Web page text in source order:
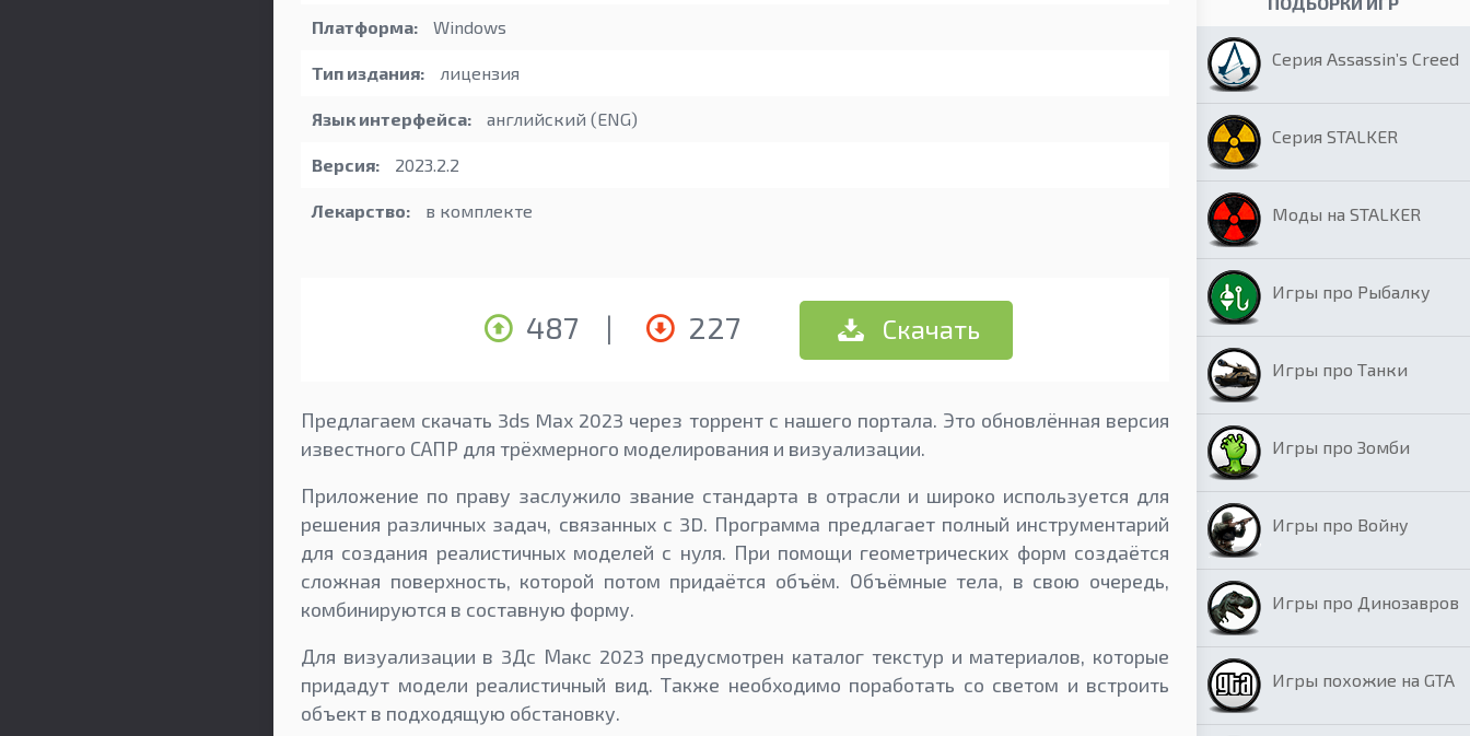
Платформа: Windows
Тип издания: лицензия
Язык интерфейса: английский (ENG)
Версия: 2023.2.2
Лекарство: в комплекте
487 | 227 Скачать
Предлагаем скачать 3ds Max 2023 через торрент с нашего портала. Это обновлённая версия
известного САПР для трёхмерного моделирования и визуализации.
Приложение по праву заслужило звание стандарта в отрасли и широко используется для
решения различных задач, связанных с 3D. Программа предлагает полный инструментарий
для создания реалистичных моделей с нуля. При помощи геометрических форм создаётся
сложная поверхность, которой потом придаётся объём. Объёмные тела, в свою очередь,
комбинируются в составную форму.
Для визуализации в 3Дс Макс 2023 предусмотрен каталог текстур и материалов, которые
придадут модели реалистичный вид. Также необходимо поработать со светом и встроить
объект в подходящую обстановку.
Серия Assassin’s Creed
Серия STALKER
Моды на STALKER
Игры про Рыбалку
Игры про Танки
Игры про Зомби
Игры про Войну
Игры про Динозавров
Игры похожие на GTA